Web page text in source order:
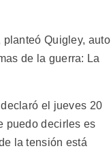
planteó Quigley,
de la guerra: La
el jueves 20
puedo decirles es
la tensión está